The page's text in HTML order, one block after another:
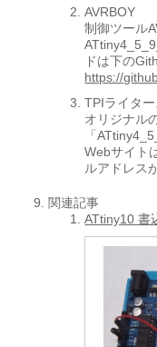
AVRBOY
制御ツール
ドは下の
https://
TPIライタ
オリジナル
「
Webサイト
ルアドレス
関連記事
ATtiny10 書